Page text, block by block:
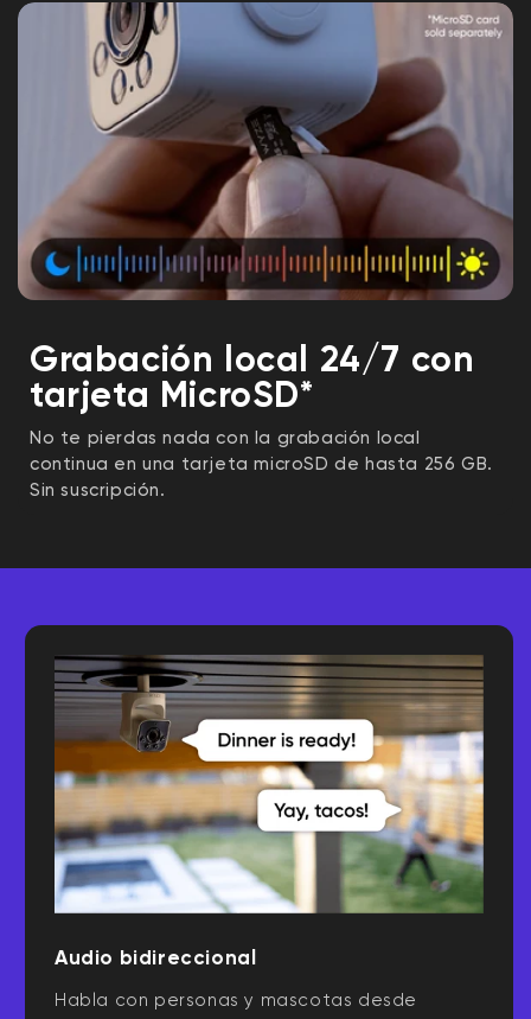
Grabación local 24/7 con
tarjeta MicroSD*
No te pierdas nada con la grabación local
continua en una tarjeta microSD de hasta 256 GB.
Sin suscripción.
Audio bidireccional
Habla con personas y mascotas desde